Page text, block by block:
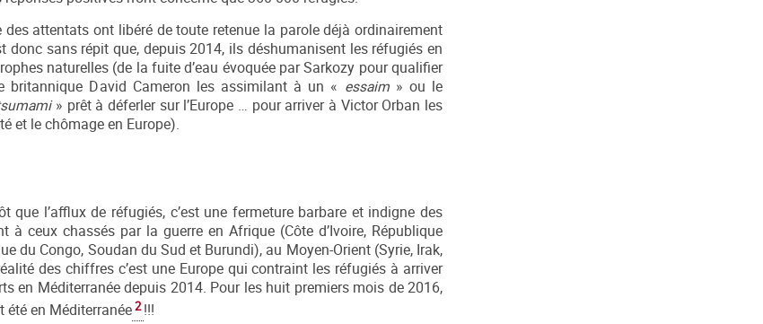
attentats ont libéré de toute retenue la parole déjà ordinairement
donc sans répit que, depuis 2014, ils déshumanisent les réfugiés en
naturelles (de la fuite d’eau évoquée par Sarkozy pour qualifier
britannique David Cameron les assimilant à un « essaim» ou le
» prêt à déferler sur l’Europe … pour arriver à Victor Orban les
et le chômage en Europe).
l’afflux de réfugiés, c’est une fermeture barbare et indigne des
ceux chassés par la guerre en Afrique (Côte d’Ivoire, République
du Congo, Soudan du Sud et Burundi), au Moyen-Orient (Syrie, Irak,
des chiffres c’est une Europe qui contraint les réfugiés à arriver
en Méditerranée depuis 2014. Pour les huit premiers mois de 2016,
été en Méditerranée2 !!!